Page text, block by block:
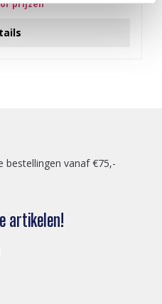
prijzen
bestellingen vanaf €75,-
artikelen!